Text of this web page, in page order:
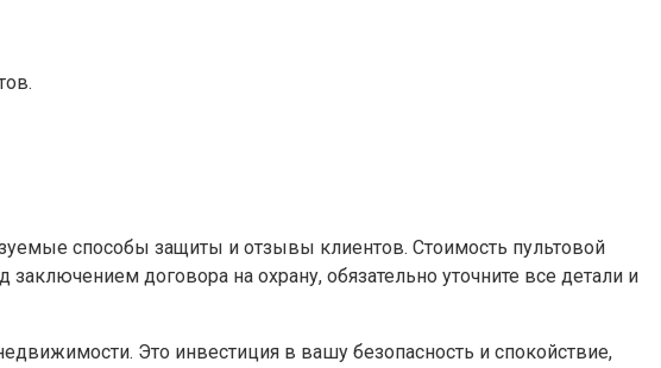
способы защиты и отзывы клиентов. Стоимость пультовой
договора на охрану, обязательно уточните все детали и
Это инвестиция в вашу безопасность и спокойствие,